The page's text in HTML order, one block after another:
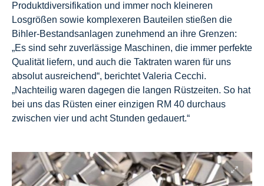
Produktdiversifikation und immer noch kleineren
Losgrößen sowie komplexeren Bauteilen stießen die
Bihler-Bestandsanlagen zunehmend an ihre Grenzen:
„Es sind sehr zuverlässige Maschinen, die immer perfekte
Qualität liefern, und auch die Taktraten waren für uns
absolut ausreichend“, berichtet Valeria Cecchi.
„Nachteilig waren dagegen die langen Rüstzeiten. So hat
bei uns das Rüsten einer einzigen RM 40 durchaus
zwischen vier und acht Stunden gedauert.“